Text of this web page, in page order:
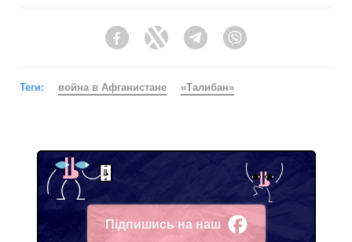
FacebookTwitter Telegram
Теги: война в Афганистане «Талибан»
Підпишись на наш
Facebook